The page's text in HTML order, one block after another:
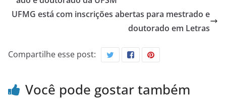
UFMG está com inscrições abertas para mestrado e
doutorado em Letras
Compartilhe esse post:
Você pode gostar também